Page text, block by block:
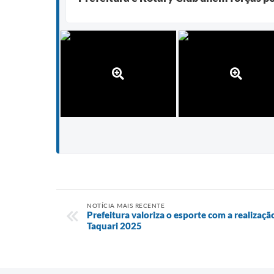
NOTÍCIA MAIS RECENTE
Prefeitura valoriza o esporte com a
Taquari 2025